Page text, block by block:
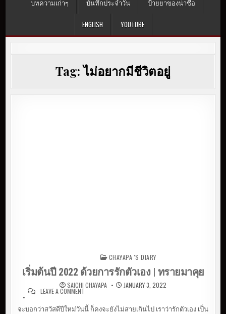
บทความเก่าๆ
บันทึกประจำวัน ป้ายยาของน่าซื้อ
ENGLISH YOUTUBE
Tag:ไม่อยากมีชีวิตอยู่
CHAYAPA 'S DIARY
เริ่มต้นปี 2022 ด้วยการรักตัวเอง | ทรายมาคุย
SAICHI CHAYAPA JANUARY 3, 2022
LEAVE A COMMENTON เริ่มต้นปี 2022 ด้วยการรักตัวเอง | ทรายมา
จะบอกว่าสวัสดีปีใหม่วันนี้ ก็คงจะยังไม่สายเกินไป เราว่ารักตัวเอง เป็น